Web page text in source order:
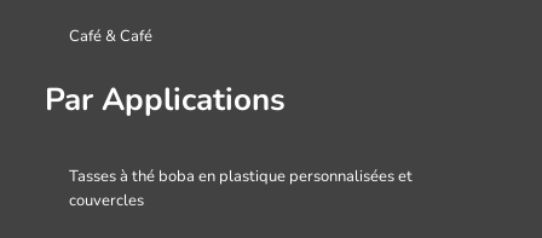
Café & Café
Par Applications
Tasses à thé boba en plastique personnalisées et
couvercles